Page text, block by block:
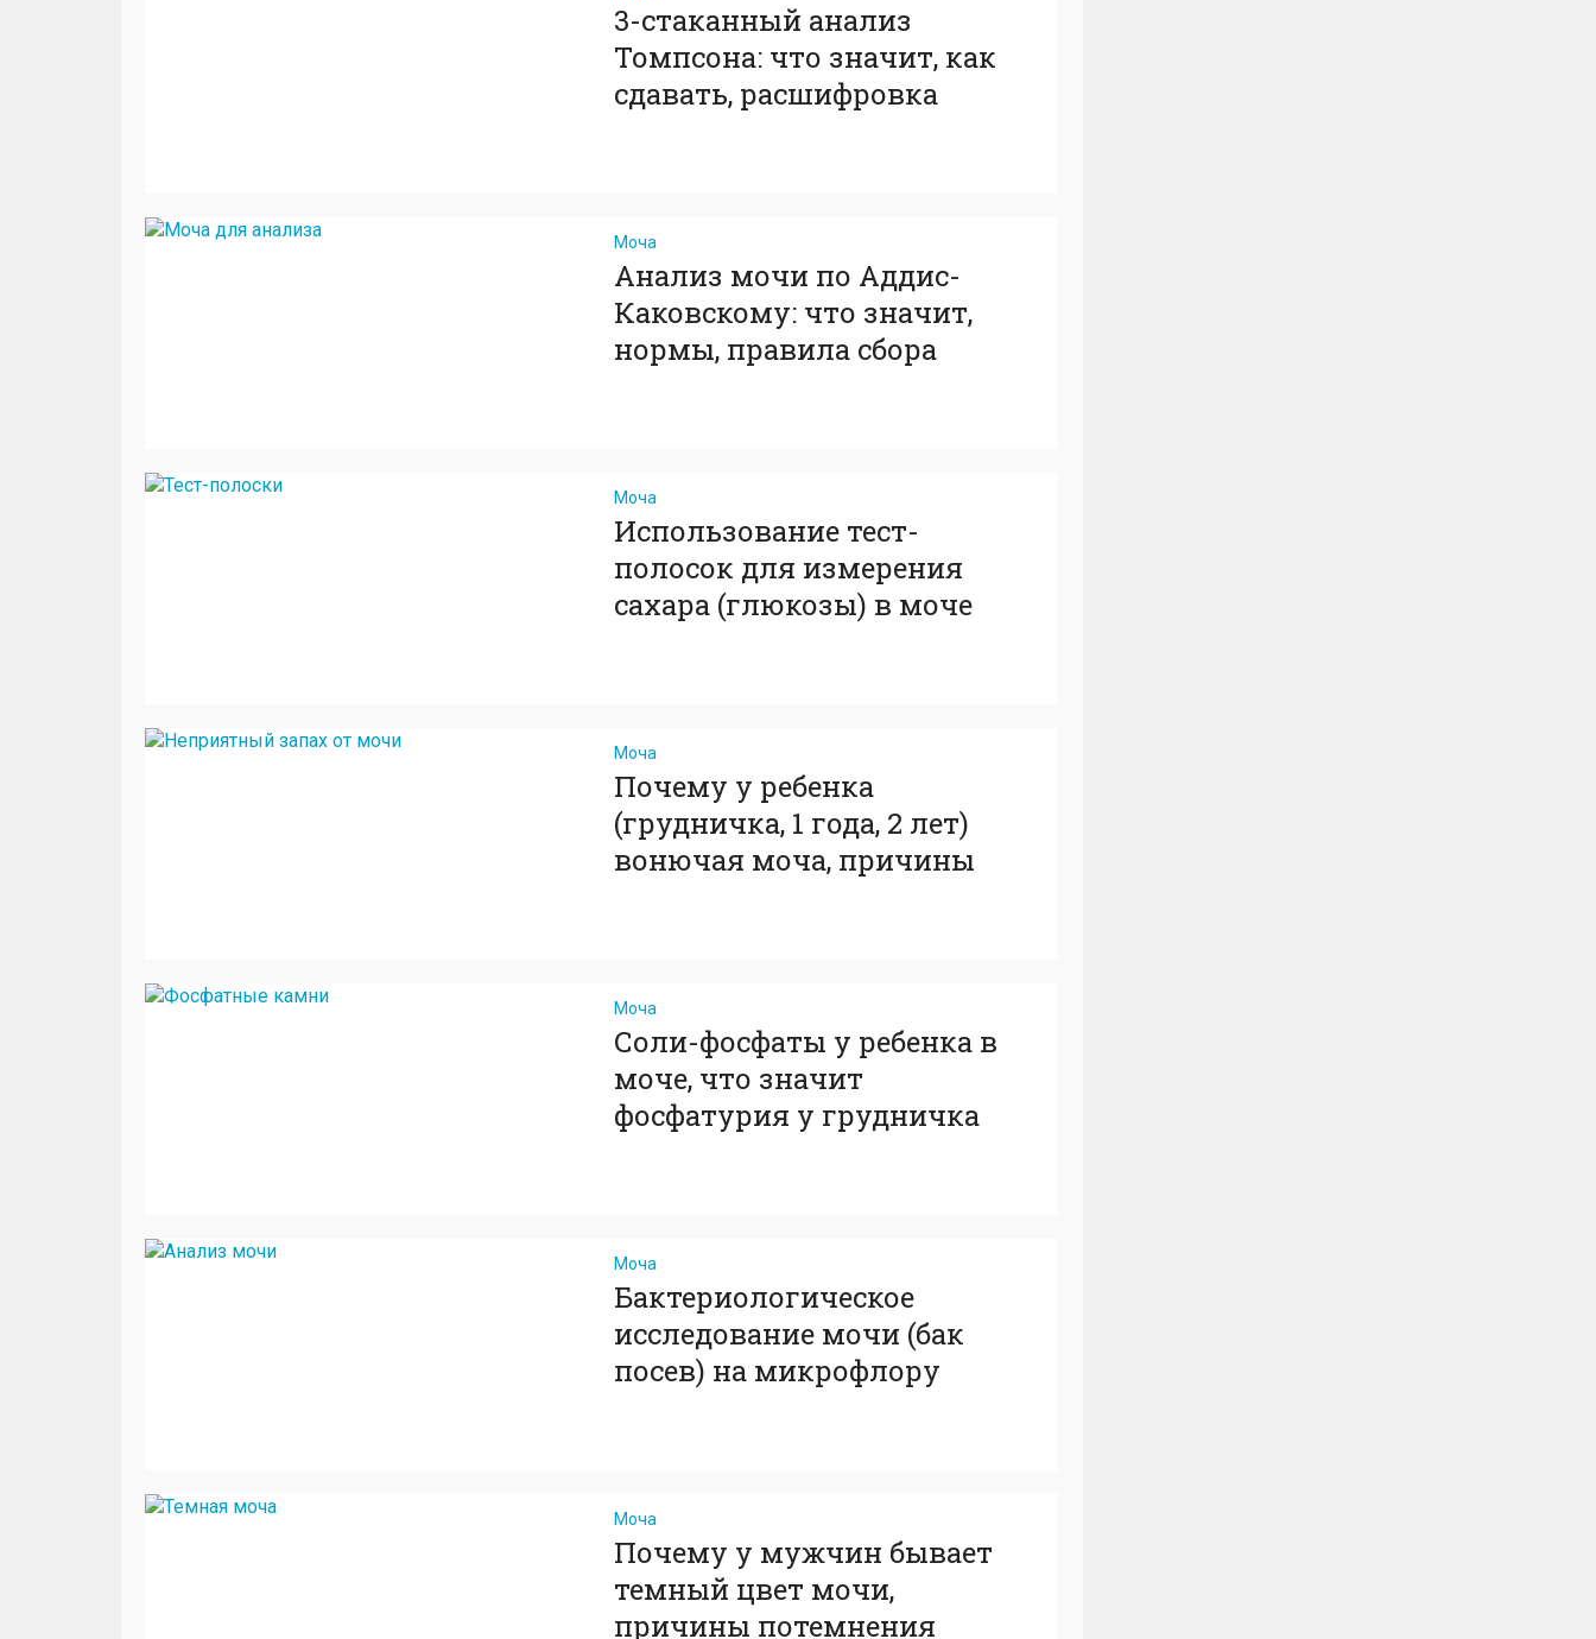
3-стаканный анализ
Томпсона: что значит, как
сдавать, расшифровка
Моча
Анализ мочи по Аддис-
Каковскому: что значит,
нормы, правила сбора
Моча
Использование тест-
полосок для измерения
сахара (глюкозы) в моче
Моча
Почему у ребенка
(грудничка, 1 года, 2 лет)
вонючая моча, причины
Моча
Соли-фосфаты у ребенка в
моче, что значит
фосфатурия у грудничка
Моча
Бактериологическое
исследование мочи (бак
посев) на микрофлору
Моча
Почему у мужчин бывает
темный цвет мочи,
причины потемнения